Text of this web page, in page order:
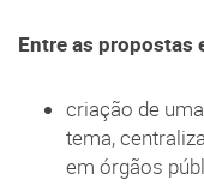
Entre as propostas
criação de
tema,
em órgãos